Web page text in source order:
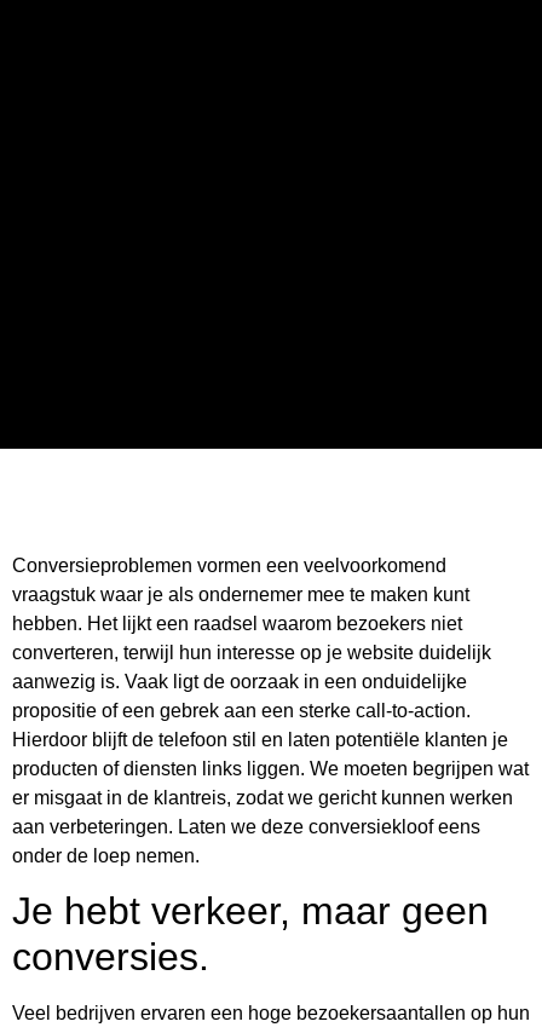
Conversieproblemen vormen een veelvoorkomend
vraagstuk waar je als ondernemer mee te maken kunt
hebben. Het lijkt een raadsel waarom bezoekers niet
converteren, terwijl hun interesse op je website duidelijk
aanwezig is. Vaak ligt de oorzaak in een onduidelijke
propositie of een gebrek aan een sterke call-to-action.
Hierdoor blijft de telefoon stil en laten potentiële klanten je
producten of diensten links liggen. We moeten begrijpen wat
er misgaat in de klantreis, zodat we gericht kunnen werken
aan verbeteringen. Laten we deze conversiekloof eens
onder de loep nemen.
Je hebt verkeer, maar geen
conversies.
Veel bedrijven ervaren een hoge bezoekersaantallen op hun